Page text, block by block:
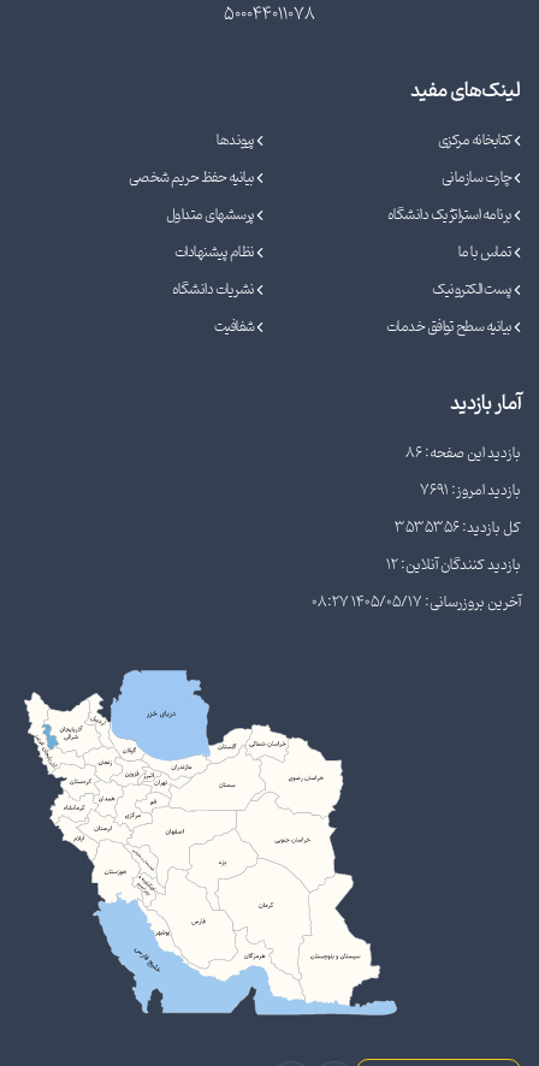
500044011078
لینک‌های مفید
کتابخانه مرکزی
پیوندها
چارت سازمانی
بیانیه حفظ حریم شخصی
برنامه استراتژیک دانشگاه
پرسشهای متداول
تماس با ما
نظام پیشنهادات
پست الکترونیک
نشریات دانشگاه
بیانیه سطح توافق خدمات
شفافیت
آمار بازدید
بازدید این صفحه: 86
بازدید امروز: 7691
کل بازدید: 3535356
بازدید کنندگان آنلاین: 12
آخرین بروزرسانی: 1405/05/17 08:27